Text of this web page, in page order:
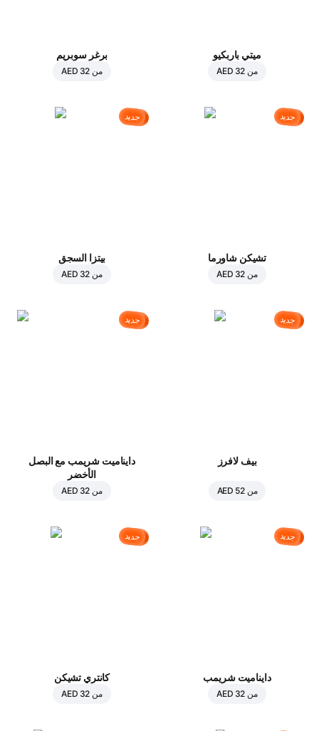
ميتي باربكيو
من AED 32
برغر سوبريم
من AED 32
جديد
تشيكن شاورما
من AED 32
جديد
بيتزا السجق
من AED 32
جديد
بيف لافرز
منAED 52
جديد
دايناميت شريمب مع البصل
الأخضر
من AED 32
جديد
دايناميت شريمب
من AED 32
جديد
كانتري تشيكن
من AED 32